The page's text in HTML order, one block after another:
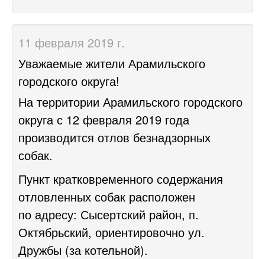
11 февраля 2019 г.
Уважаемые жители Арамильского
городского округа!
На территории Арамильского городского
округа с 12 февраля 2019 года
производится отлов безнадзорных
собак.
Пункт кратковременного содержания
отловленных собак расположен
по адресу: Сысертский район, п.
Октябрьский, ориентировочно ул.
Дружбы (за котельной).